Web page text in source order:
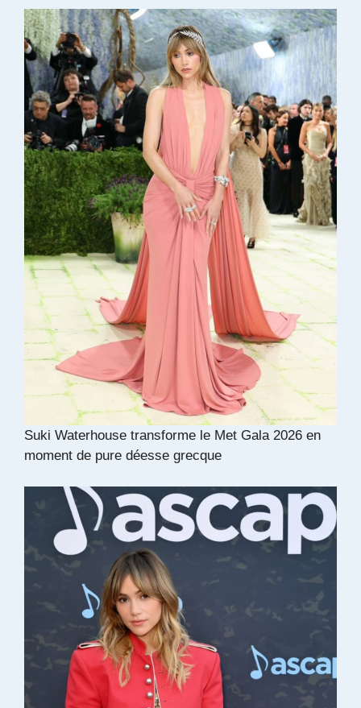
Suki Waterhouse transforme le Met Gala 2026 en
moment de pure déesse grecque